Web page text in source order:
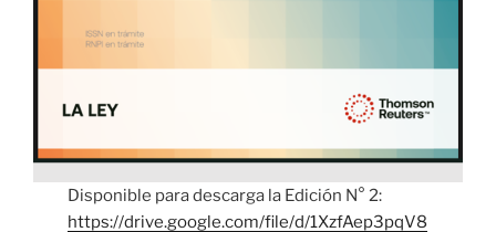
Disponible para descarga la Edición N° 2:
https://drive.google.com/file/d/1XzfAep3pqV8